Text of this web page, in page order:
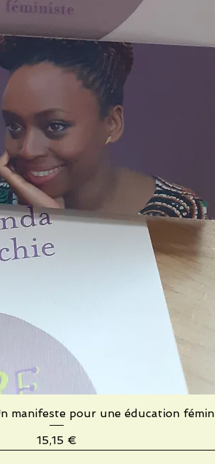
Schnellansicht
manifeste pour une éducation
Preis
15,15 €